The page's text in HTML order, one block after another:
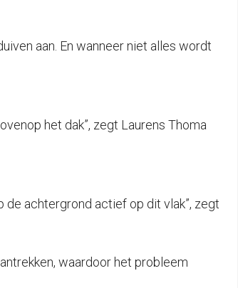
aan. En wanneer niet alles wordt
het dak”, zegt Laurens Thoma
de achtergrond actief op dit vlak”, zegt
waardoor het probleem